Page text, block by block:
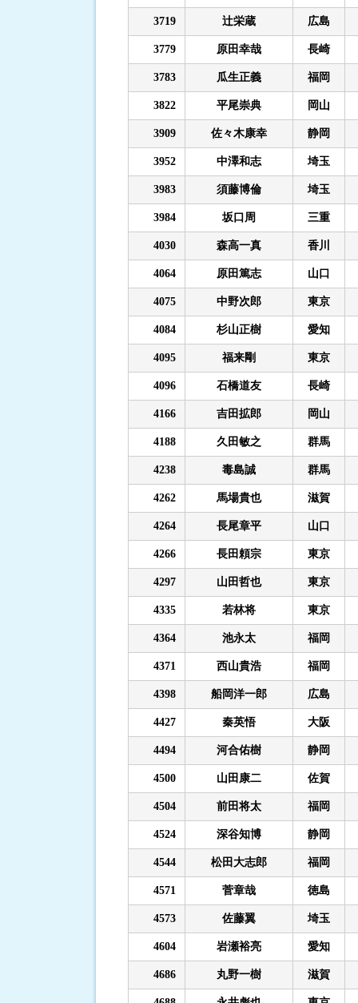
3719 辻栄蔵 広島
3779 原田幸哉 長崎
3783 瓜生正義 福岡
3822 平尾崇典 岡山
3909 佐々木康幸 静岡
3952 中澤和志 埼玉
3983 須藤博倫 埼玉
3984 坂口周 三重
4030 森高一真 香川
4064 原田篤志 山口
4075 中野次郎 東京
4084 杉山正樹 愛知
4095 福来剛 東京
4096 石橋道友 長崎
4166 吉田拡郎 岡山
4188 久田敏之 群馬
4238 毒島誠 群馬
4262 馬場貴也 滋賀
4264 長尾章平 山口
4266 長田頼宗 東京
4297 山田哲也 東京
4335 若林将 東京
4364 池永太 福岡
4371 西山貴浩 福岡
4398 船岡洋一郎 広島
4427 秦英悟 大阪
4494 河合佑樹 静岡
4500 山田康二 佐賀
4504 前田将太 福岡
4524 深谷知博 静岡
4544 松田大志郎 福岡
4571 菅章哉 徳島
4573 佐藤翼 埼玉
4604 岩瀬裕亮 愛知
4686 丸野一樹 滋賀